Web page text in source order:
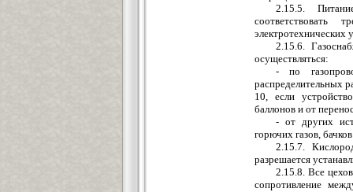
2.15.5.
соответствовать
электротехнических
2.15.6.
осуществляться:
- по
распределительных
10, если
баллонов и от
- от других
горючих газов,
2.15.7.
разрешается
2.15.8. Все
сопротивление